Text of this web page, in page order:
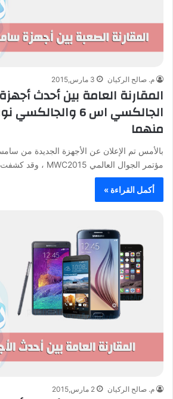
م. صالح الركيان 3 مارس,2015
المقارنة العامة بين أحدث
منهما
بالأمس تم الإعلان عن الأجهزة الجديدة من
مؤتمر الجوال العالمي MWC2015 ، وقد كشفت الغطاء عن جوهرتها…
أكمل القراءة »
م. صالح الركيان 2 مارس,2015